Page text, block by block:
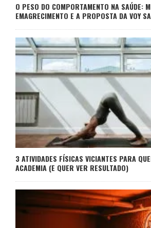
O PESO DO COMPORTAMENTO NA SAÚDE:
EMAGRECIMENTO E A PROPOSTA DA VOY
3 ATIVIDADES FÍSICAS VICIANTES PARA
ACADEMIA (E QUER VER RESULTADO)